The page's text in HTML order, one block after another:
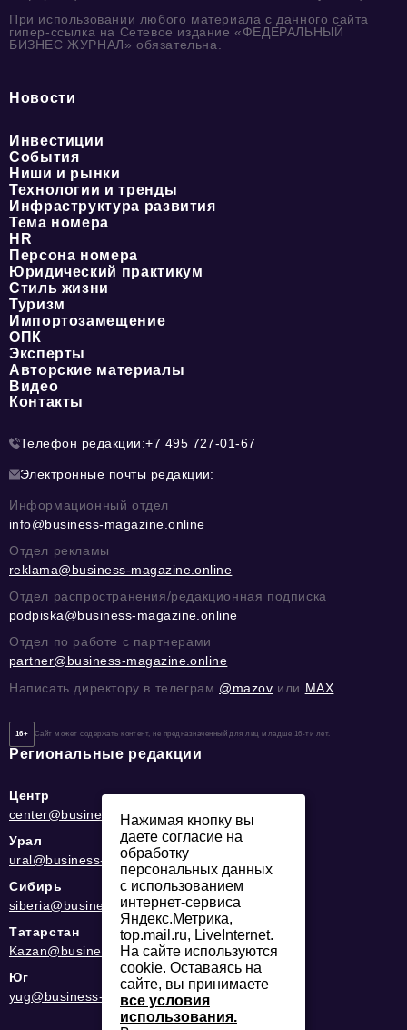
При использовании любого материала с данного сайта
гипер-ссылка на Сетевое издание «ФЕДЕРАЛЬНЫЙ
БИЗНЕС ЖУРНАЛ» обязательна.
Новости
Инвестиции
События
Ниши и рынки
Технологии и тренды
Инфраструктура развития
Тема номера
HR
Персона номера
Юридический практикум
Стиль жизни
Туризм
Импортозамещение
ОПК
Эксперты
Авторские материалы
Видео
Контакты
Телефон редакции:+7 495 727-01-67
Электронные почты редакции:
Информационный отдел
info@business-magazine.online
Отдел рекламы
reklama@business-magazine.online
Отдел распространения/редакционная подписка
podpiska@business-magazine.online
Отдел по работе с партнерами
partner@business-magazine.online
Написать директору в телеграм @mazov или MAX
16+ Сайт может содержать контент, не предназначенный для лиц младше 16-ти лет.
Региональные редакции
Центр
center@business-magazine.online
Урал
ural@business-magazine.online
Сибирь
siberia@business-magazine.online
Татарстан
Kazan@business-magazine.online
Юг
yug@business-magazine.online
Нажимая кнопку вы
даете согласие на
обработку
персональных данных
с использованием
интернет-сервиса
Яндекс.Метрика,
top.mail.ru, LiveInternet.
На сайте используются
cookie. Оставаясь на
сайте, вы принимаете
все условия
использования.